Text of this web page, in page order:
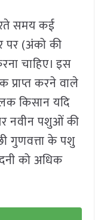
समय कई
पर (अंको की
चाहिए। इस
करने वाले
किसान यदि
नवीन पशुओं की
गुणवत्ता के पशु
को अधिक